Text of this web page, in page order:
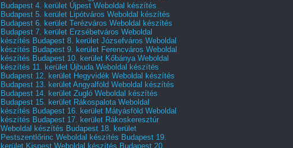
Budapest 4. kerület Újpest Weboldal készítés
Budapest 5. kerület Lipótváros Weboldal készítés
Budapest 6. kerület Terézváros Weboldal készítés
Budapest 7. kerület Erzsébetváros Weboldal
készítés Budapest 8. kerület Józsefváros Weboldal
készítés Budapest 9. kerület Ferencváros Weboldal
készítés Budapest 10. kerület Kőbánya Weboldal
készítés 11. kerület Újbuda Weboldal készítés
Budapest 12. kerület Hegyvidék Weboldal készítés
Budapest 13. kerület Angyalföld Weboldal készítés
Budapest 14. kerület Zugló Weboldal készítés
Budapest 15. kerület Rákospalota Weboldal
készítés Budapest 16. kerület Mátyásföld Weboldal
készítés Budapest 17. kerület Rákoskeresztúr
Weboldal készítés Budapest 18. kerület
Pestszentlőrinc Weboldal készítés Budapest 19.
kerület Kispest Weboldal készítés Budapest 20.